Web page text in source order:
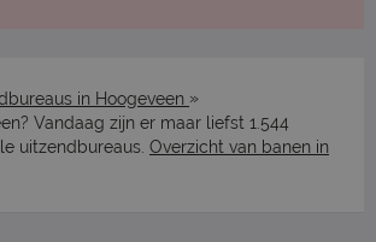
in Hoogeveen »
Vandaag zijn er maar liefst 1.544
uitzendbureaus. Overzicht van banen in